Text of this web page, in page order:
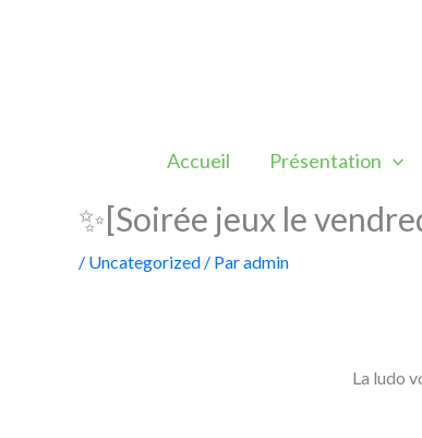
Accueil Présentation
✨[Soirée jeux le
/ Uncategorized / Paradmin
La ludo